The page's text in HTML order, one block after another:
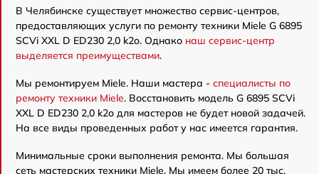
В Челябинске существует множество сервис-центров,
предоставляющих услуги по ремонту техники Miele G 6895
SCVi XXL D ED230 2,0 k2o. Однако наш сервис-центр
выделяется преимуществами.
Мы ремонтируем Miele. Наши мастера - специалисты по
ремонту техники Miele. Восстановить модель G 6895 SCVi
XXL D ED230 2,0 k2o для мастеров не будет новой задачей.
На все виды проведенных работ у нас имеется гарантия.
Минимальные сроки выполнения ремонта. Мы большая
сеть мастерских техники Miele. Мы имеем более 20 тыс.